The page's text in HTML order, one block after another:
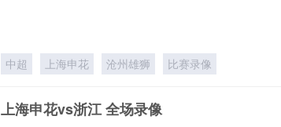
中超 上海申花 沧州雄狮 比赛录像
上海申花vs浙江 全场录像